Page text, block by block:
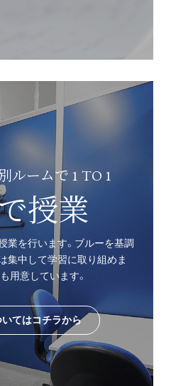
ルームで 1 TO 1
授業
業を行います。ブルーを基調
集中して学習に取り組めま
用意しています。
てはコチラから